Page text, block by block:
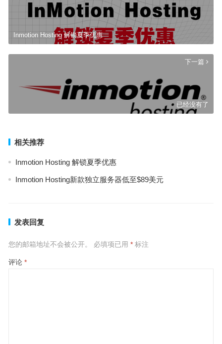
Inmotion Hosting 解锁夏季优惠
下一篇
已经没有了
相关推荐
Inmotion Hosting 解锁夏季优惠
Inmotion Hosting新款独立服务器低至$89美元
发表回复
您的邮箱地址不会被公开。 必填项已用 *标注
评论 *